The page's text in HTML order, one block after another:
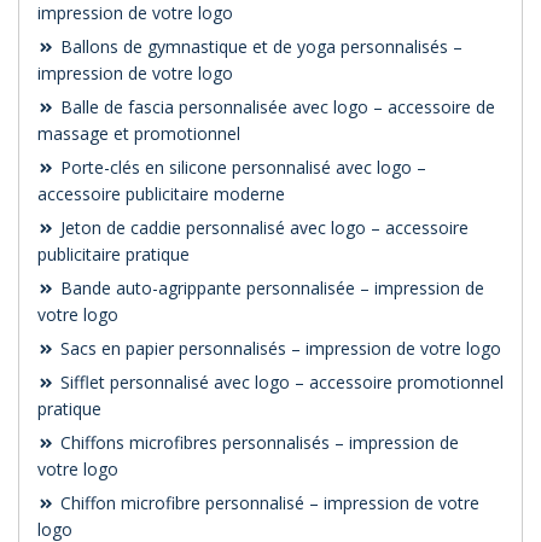
impression de votre logo
Ballons de gymnastique et de yoga personnalisés –
impression de votre logo
Balle de fascia personnalisée avec logo – accessoire de
massage et promotionnel
Porte-clés en silicone personnalisé avec logo –
accessoire publicitaire moderne
Jeton de caddie personnalisé avec logo – accessoire
publicitaire pratique
Bande auto-agrippante personnalisée – impression de
votre logo
Sacs en papier personnalisés – impression de votre logo
Sifflet personnalisé avec logo – accessoire promotionnel
pratique
Chiffons microfibres personnalisés – impression de
votre logo
Chiffon microfibre personnalisé – impression de votre
logo